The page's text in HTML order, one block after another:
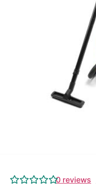
0 reviews